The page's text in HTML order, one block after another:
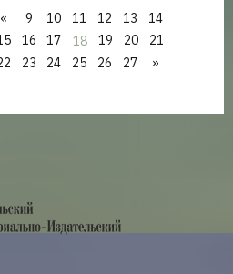
« 9 10 11 12 13
14
16 17 18 19 20
21
23 24 25 26 27 »